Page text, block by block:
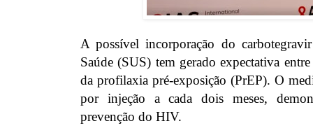
A possível incorporação do
Saúde (SUS) tem gerado expectativa
da profilaxia pré-exposição (PrEP). O
por injeção a cada dois meses,
prevenção do HIV.